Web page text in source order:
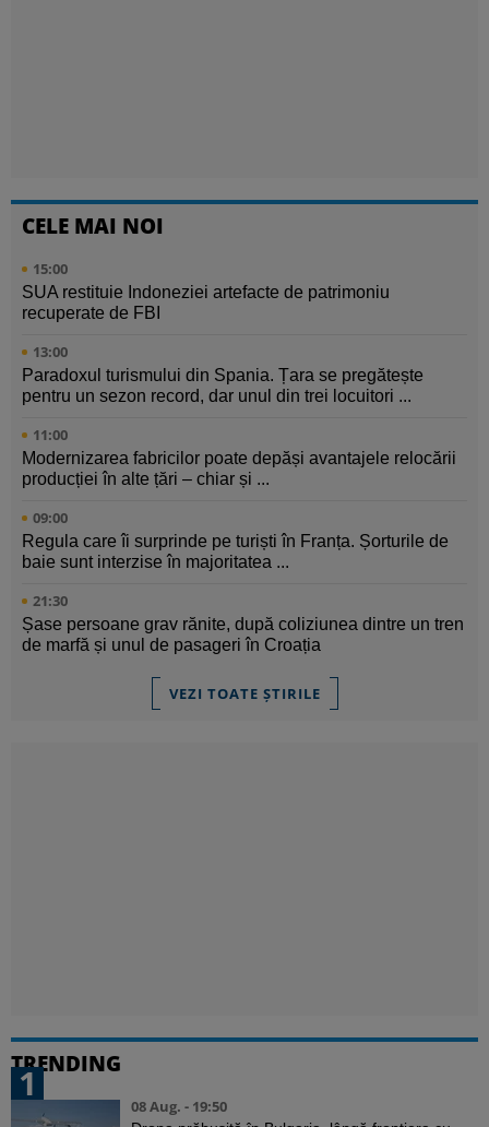
CELE MAI NOI
15:00
SUA restituie Indoneziei artefacte de patrimoniu
recuperate de FBI
13:00
Paradoxul turismului din Spania. Țara se pregătește
pentru un sezon record, dar unul din trei locuitori ...
11:00
Modernizarea fabricilor poate depăși avantajele relocării
producției în alte țări – chiar și ...
09:00
Regula care îi surprinde pe turiști în Franța. Șorturile de
baie sunt interzise în majoritatea ...
21:30
Șase persoane grav rănite, după coliziunea dintre un tren
de marfă și unul de pasageri în Croația
VEZI TOATE ȘTIRILE
TRENDING
1
08 Aug. - 19:50